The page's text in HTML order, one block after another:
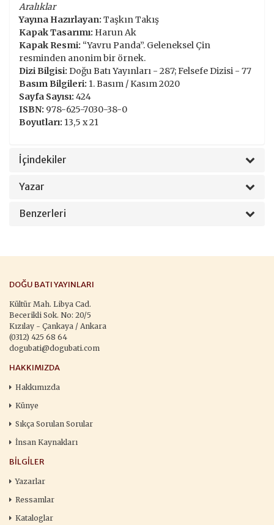
Aralıklar
Yayına Hazırlayan: Taşkın Takış
Kapak Tasarımı: Harun Ak
Kapak Resmi: “Yavru Panda”. Geleneksel Çin
resminden anonim bir örnek.
Dizi Bilgisi: Doğu Batı Yayınları - 287; Felsefe Dizisi - 77
Basım Bilgileri: 1. Basım / Kasım 2020
Sayfa Sayısı: 424
ISBN: 978-625-7030-38-0
Boyutları: 13,5 x 21
İçindekiler
Yazar
Benzerleri
DOĞU BATI YAYINLARI
Kültür Mah. Libya Cad.
Becerikli Sok. No: 20/5
Kızılay - Çankaya / Ankara
(0312) 425 68 64
dogubati@dogubati.com
HAKKIMIZDA
Hakkımızda
Künye
Sıkça Sorulan Sorular
İnsan Kaynakları
BILGILER
Yazarlar
Ressamlar
Kataloglar